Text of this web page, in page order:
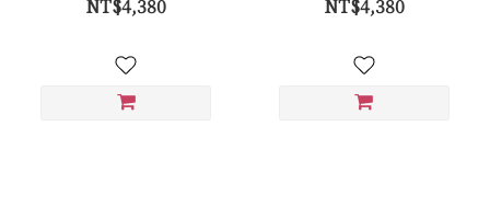
NT$4,380 NT$4,380